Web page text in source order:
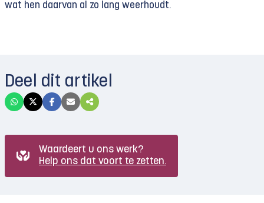
wat hen daarvan al zo lang weerhoudt.
Deel dit artikel
Waardeert u ons werk?
Help ons dat voort te zetten.